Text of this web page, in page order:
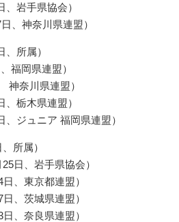
岩手県協会）
、神奈川県連盟）
、所属）
福岡県連盟）
神奈川県連盟）
栃木県連盟）
ジュニア 福岡県連盟）
所属）
日、岩手県協会）
、東京都連盟）
、茨城県連盟）
、奈良県連盟）